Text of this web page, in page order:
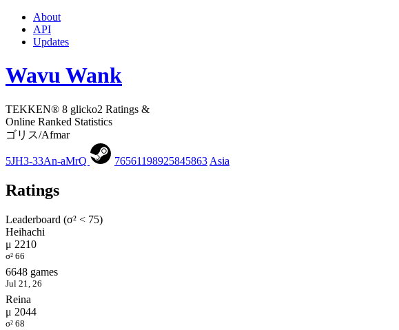
About
API
Updates
Wavu Wank
TEKKEN® 8 glicko2 Ratings &
Online Ranked Statistics
ゴリス/Afmar
5JH3-33An-aMrQ 76561198925845863 Asia
Ratings
Leaderboard (σ² < 75)
Heihachi
μ 2210
σ² 66
6648 games
Jul 21, 26
Reina
μ 2044
σ² 68